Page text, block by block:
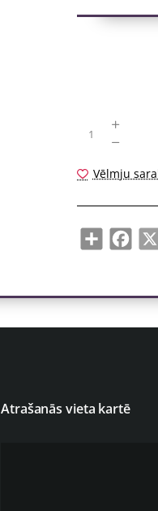
Vēlmju
Share
Atrašanās vieta kartē